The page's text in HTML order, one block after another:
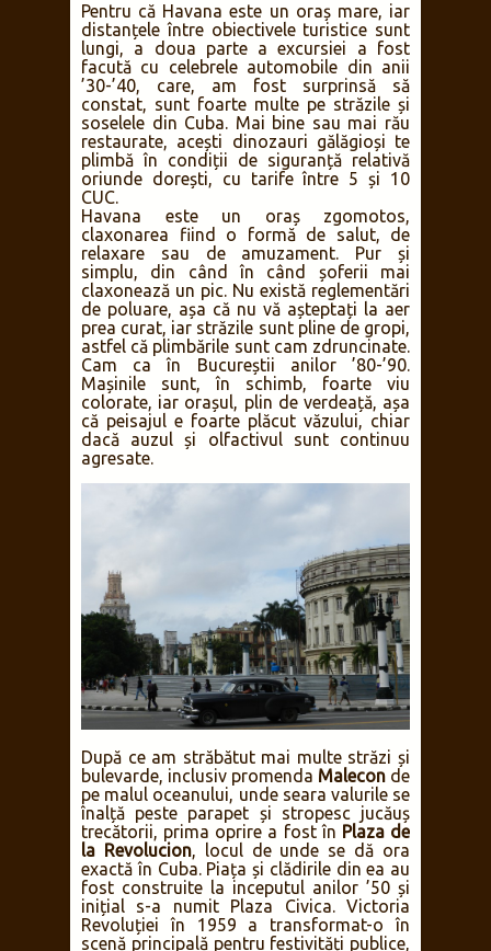
Pentru că Havana este un oraș mare, iar
distanțele între obiectivele turistice sunt
lungi, a doua parte a excursiei a fost
facută cu celebrele automobile din anii
’30-’40, care, am fost surprinsă să
constat, sunt foarte multe pe străzile și
soselele din Cuba. Mai bine sau mai rău
restaurate, acești dinozauri gălăgioși te
plimbă în condiții de siguranță relativă
oriunde dorești, cu tarife între 5 și 10
CUC.
Havana este un oraș zgomotos,
claxonarea fiind o formă de salut, de
relaxare sau de amuzament. Pur și
simplu, din când în când șoferii mai
claxonează un pic. Nu există reglementări
de poluare, așa că nu vă așteptați la aer
prea curat, iar străzile sunt pline de gropi,
astfel că plimbările sunt cam zdruncinate.
Cam ca în Bucureștii anilor ’80-’90.
Mașinile sunt, în schimb, foarte viu
colorate, iar orașul, plin de verdeață, așa
că peisajul e foarte plăcut văzului, chiar
dacă auzul și olfactivul sunt continuu
agresate.
După ce am străbătut mai multe străzi și
bulevarde, inclusiv promenda Malecon de
pe malul oceanului, unde seara valurile se
înalță peste parapet și stropesc jucăuș
trecătorii, prima oprire a fost în Plaza de
la Revolucion, locul de unde se dă ora
exactă în Cuba. Piața și clădirile din ea au
fost construite la inceputul anilor ’50 și
inițial s-a numit Plaza Civica. Victoria
Revoluției în 1959 a transformat-o în
scenă principală pentru festivități publice,